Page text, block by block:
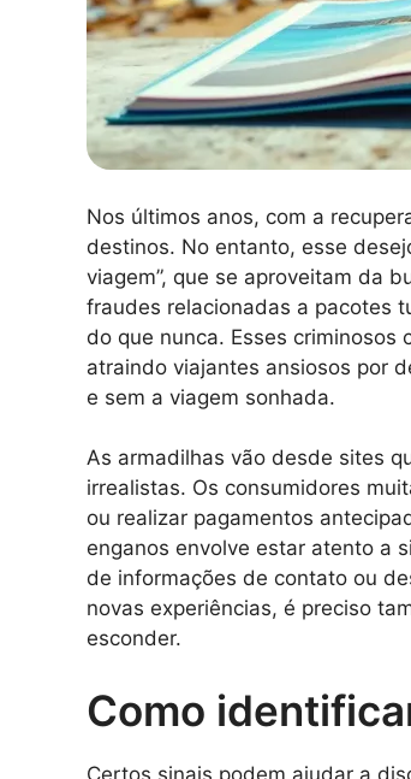
Nos últimos anos, com a
destinos. No entanto, esse
viagem”, que se aproveitam da
fraudes relacionadas a pacotes
do que nunca. Esses
atraindo viajantes ansiosos por
e sem a viagem sonhada.
As armadilhas vão desde sites
irrealistas. Os consumidores
ou realizar pagamentos
enganos envolve estar atento a
de informações de contato ou
novas experiências, é preciso
esconder.
Como
Certos sinais podem ajudar a